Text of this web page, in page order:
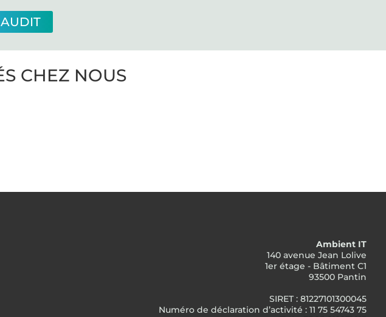
AUDIT
CHEZ NOUS
Ambient IT
140 avenue Jean Lolive
1er étage - Bâtiment C1
93500 Pantin
SIRET : 81227101300045
Numéro de déclaration d’activité : 11 75 54743 75